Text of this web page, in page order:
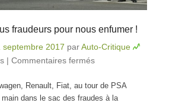
fraudeurs pour nous enfumer !
septembre 2017 parAuto-Critique
| Commentaires fermés
nous enfumer !
Renault, Fiat, au tour de PSA
main dans le sac des fraudes à la